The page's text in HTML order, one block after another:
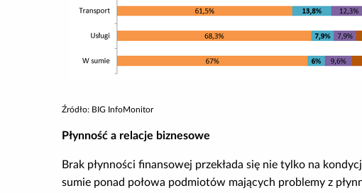
Źródło: BIG InfoMonitor
Płynność a relacje biznesowe
Brak płynności finansowej przekłada się nie tylko na
sumie ponad połowa podmiotów mających problemy z